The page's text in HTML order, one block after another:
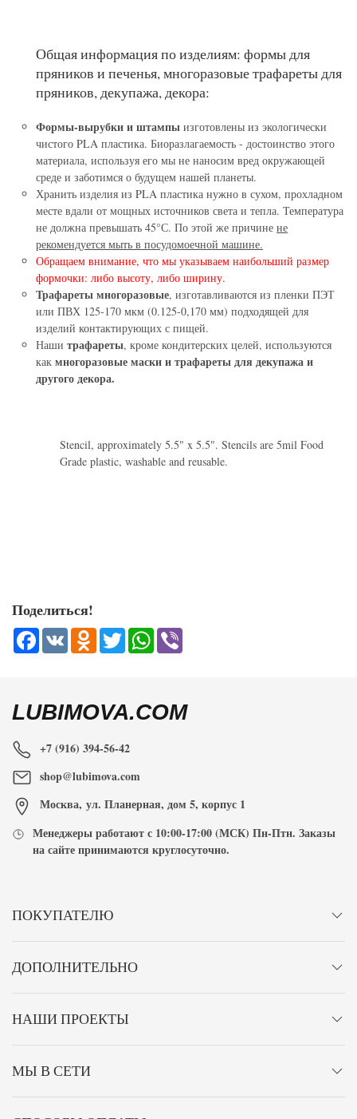
Общая информация по изделиям: формы для
пряников и печенья, многоразовые трафареты для
пряников, декупажа, декора:
Формы-вырубки и штампы изготовлены из экологически
чистого PLA пластика. Биоразлагаемость - достоинство этого
материала, используя его мы не наносим вред окружающей
среде и заботимся о будущем нашей планеты.
Хранить изделия из PLA пластика нужно в сухом, прохладном
месте вдали от мощных источников света и тепла. Температура
не должна превышать 45°С. По этой же причине не
рекомендуется мыть в посудомоечной машине.
Обращаем внимание, что мы указываем наибольший размер
формочки: либо высоту, либо ширину.
Трафареты многоразовые, изготавливаются из пленки ПЭТ
или ПВХ 125-170 мкм (0.125-0,170 мм) подходящей для
изделий контактирующих с пищей.
Наши трафареты, кроме кондитерских целей, используются
как многоразовые маски и трафареты для декупажа и
другого декора.
Stencil, approximately 5.5" x 5.5". Stencils are 5mil Food
Grade plastic, washable and reusable.
Поделиться!
Facebook
VK Odnoklassniki
TwitterWhatsApp
LUBIMOVA.COM
+7 (916) 394-56-42
shop@lubimova.com
Москва, ул. Планерная, дом 5, корпус 1
Менеджеры работают с 10:00-17:00(МСК) Пн-Птн. Заказы
на сайте принимаются круглосуточно.
ПОКУПАТЕЛЮ
ДОПОЛНИТЕЛЬНО
НАШИ ПРОЕКТЫ
МЫ В СЕТИ